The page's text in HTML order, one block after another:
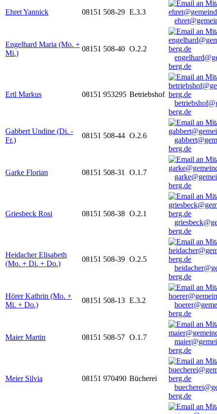
Ehret Yannick 08151 508-29 E.3.3
Engelhard Maria (Mo. +
Mi.)
08151 508-40 O.2.2
berg.de
Ertl Markus 08151 953295 Betriebshof
berg.de
Gabbert Undine (Di. -
Fr.)
08151 508-44 O.2.6
berg.de
Garke Florian 08151 508-31 O.1.7
berg.de
Griesbeck Rosi 08151 508-38 O.2.1
berg.de
Heidacher Elisabeth
(Mo. + Di. + Do.)
08151 508-39 O.2.5
berg.de
Hörer Kathrin (Mo. +
Mi. + Do.)
08151 508-13 E.3.2
berg.de
Maier Martin 08151 508-57 O.1.7
berg.de
Meier Silvia 08151 970490 Bücherei
berg.de